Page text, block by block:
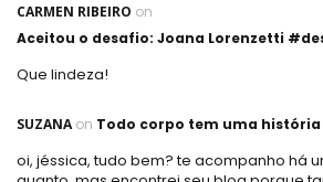
CARMEN RIBEIRO on
Aceitou o desafio: Joana Lorenzetti
Que lindeza!
SUZANAon Todo corpo tem uma história
oi, jéssica, tudo bem? te acompanho há